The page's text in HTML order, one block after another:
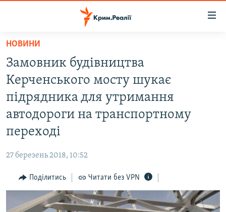
Перейти
основного
матеріалу
Перейти
до
основної
навігації
Перейти
до
ВІДЕО ТА ФОТО
БЛОГИ
ІНТЕРВ'Ю
ВСЕ ЗА ДЕНЬ
СПЕЦПРОЕКТИ
НОВИНИ
Замовник будівництва
Керченського мосту шукає
підрядника для утримання
автодороги на транспортному
переході
27 березень 2018, 10:52
Поділитись Читати без VPN